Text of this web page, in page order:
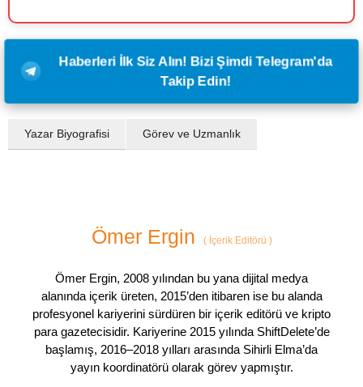
Haberleri İlk Siz Alın! Bizi Şimdi Telegram'da
Takip Edin!
Yazar Biyografisi Görev ve Uzmanlık
Ömer Ergin (İçerik Editörü )
Ömer Ergin, 2008 yılından bu yana dijital medya
alanında içerik üreten, 2015’den itibaren ise bu alanda
profesyonel kariyerini sürdüren bir içerik editörü ve kripto
para gazetecisidir. Kariyerine 2015 yılında ShiftDelete’de
başlamış, 2016–2018 yılları arasında Sihirli Elma’da
yayın koordinatörü olarak görev yapmıştır.